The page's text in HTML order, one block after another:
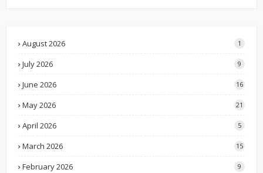
August 2026 1
July 2026 9
June 2026 16
May 2026 21
April 2026 5
March 2026 15
February 2026 9